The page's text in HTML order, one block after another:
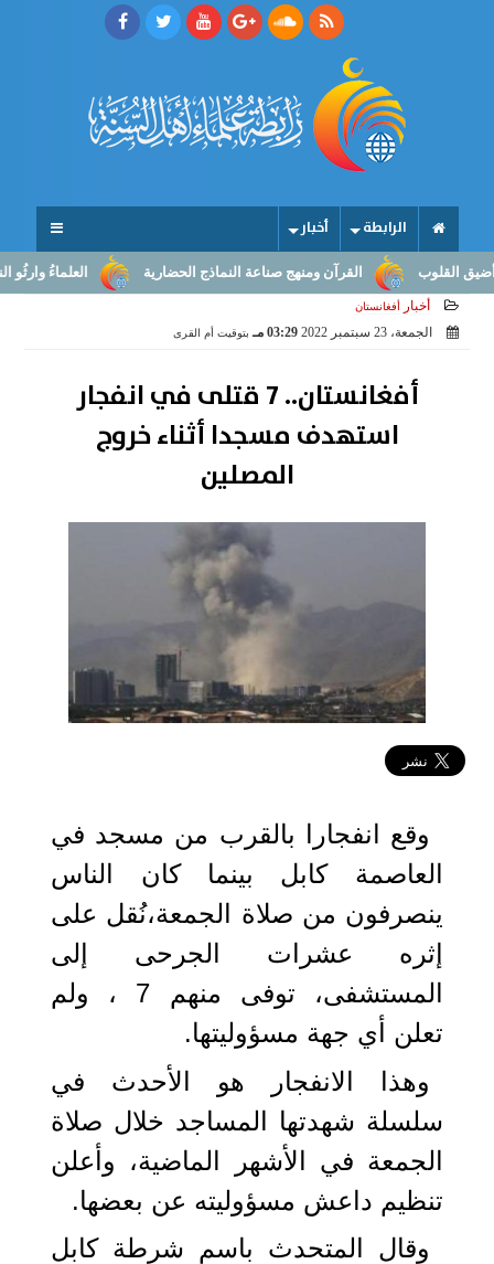
الرابطة أخبار
العلماءُ وارثُو القرآن ومنهج صناعة النماذج الحضارية
أخبار أفغانستان
الجمعة، 23 سبتمبر 2022 03:29 مـ بتوقيت أم القرى
أفغانستان.. 7 قتلى في انفجار
استهدف مسجدا أثناء خروج
المصلين
وقع انفجارا بالقرب من مسجد في
العاصمة كابل بينما كان الناس
ينصرفون من صلاة الجمعة،نُقل على
إثره عشرات الجرحى إلى
المستشفى، توفى منهم 7 ، ولم
تعلن أي جهة مسؤوليتها.
وهذا الانفجار هو الأحدث في
سلسلة شهدتها المساجد خلال صلاة
الجمعة في الأشهر الماضية، وأعلن
تنظيم داعش مسؤوليته عن بعضها.
وقال المتحدث باسم شرطة كابل